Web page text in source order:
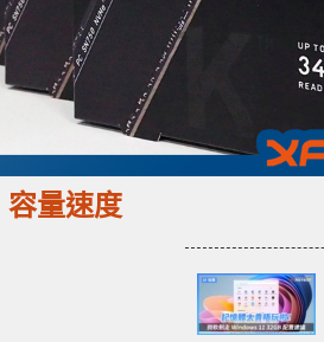
量速度